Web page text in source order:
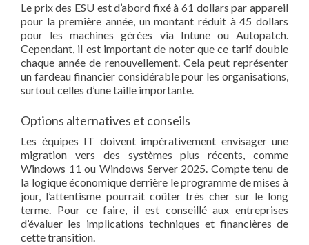
Le prix des ESU est d’abord fixé à 61 dollars par appareil
pour la première année, un montant réduit à 45 dollars
pour les machines gérées via Intune ou Autopatch.
Cependant, il est important de noter que ce tarif double
chaque année de renouvellement. Cela peut représenter
un fardeau financier considérable pour les organisations,
surtout celles d’une taille importante.
Options alternatives et conseils
Les équipes IT doivent impérativement envisager une
migration vers des systèmes plus récents, comme
Windows 11 ou Windows Server 2025. Compte tenu de
la logique économique derrière le programme de mises à
jour, l’attentisme pourrait coûter très cher sur le long
terme. Pour ce faire, il est conseillé aux entreprises
d’évaluer les implications techniques et financières de
cette transition.